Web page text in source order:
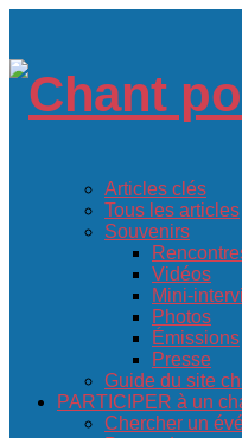
content
Articles clés
Tous les articles
Souvenirs
Vidéos
Mini-
Photos
Émissions
Presse
Guide du site
PARTICIPER à un
Chercher un